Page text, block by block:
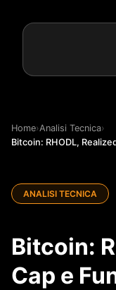
Home›Analisi Tecnica›
Bitcoin: RHODL,
ANALISI TECNICA
Bitcoin:
Cap e